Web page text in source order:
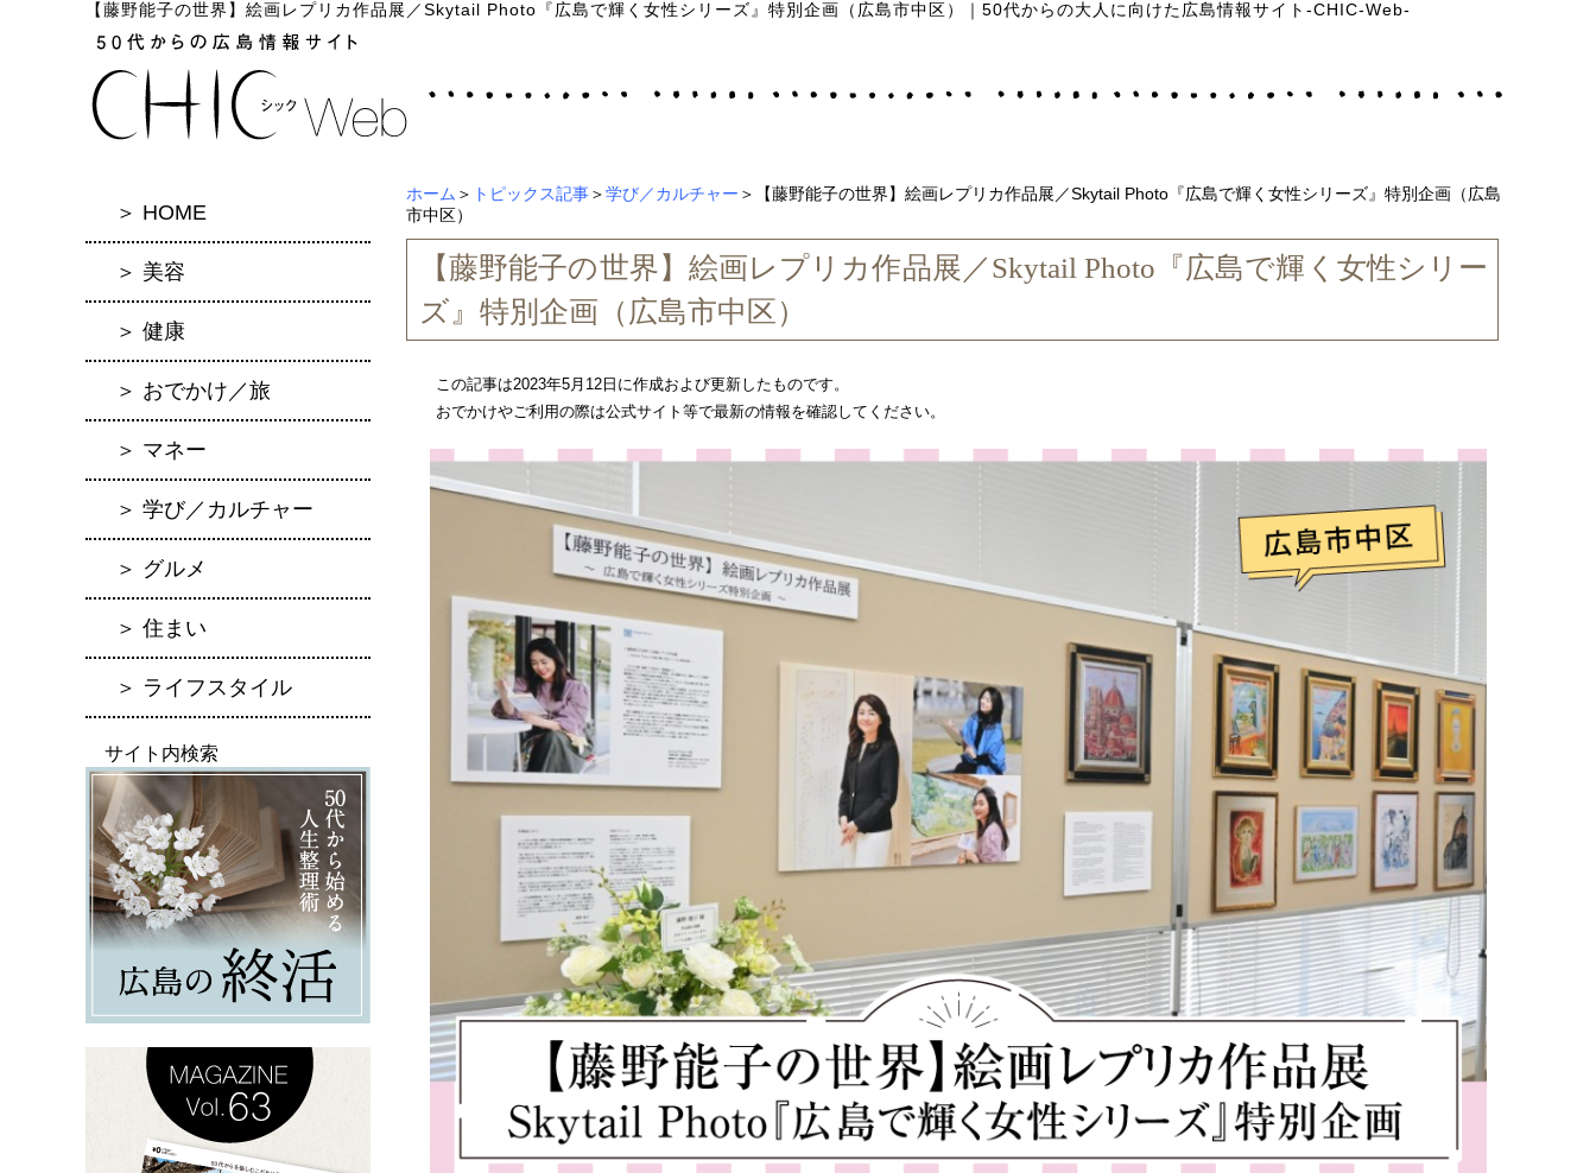
【藤野能子の世界】絵画レプリカ作品展／Skytail Photo『広島で輝く女性シリーズ』特別企画（広島市中区） ｜ 50代からの大人に向けた広島情報サイト-CHIC-Web-
ホーム ＞ トピックス記事＞学び／カルチャー ＞【藤野能子の世界】絵画レプリカ作品展／Skytail Photo『広島で輝く女性シリーズ』特別企画（広島
市中区）
【藤野能子の世界】絵画レプリカ作品展／Skytail Photo『広島で輝く女性シリー
ズ』特別企画（広島市中区）
この記事は2023年5月12日に作成および更新したものです。
おでかけやご利用の際は公式サイト等で最新の情報を確認してください。
＞ HOME
＞ 美容
＞ 健康
＞ おでかけ／旅
＞ マネー
＞ 学び／カルチャー
＞ グルメ
＞ 住まい
＞ ライフスタイル
サイト内検索